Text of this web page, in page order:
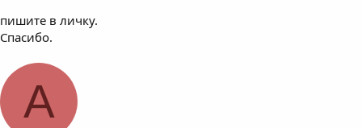
пишите в личку.
Спасибо.
A